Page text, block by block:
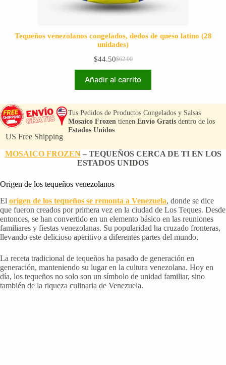
Tequeños venezolanos congelados, dedos de queso latino (28
unidades)
$62.00
El
precio
original
era:
$44.50El
precio
actual
es:
Añadir al carrito
US Free Shipping
Tus Pedidos de Productos Congelados y Salsas
Mosaico Frozen tienenEnvío Gratis dentro de los
Estados Unidos
MOSAICO FROZEN– TEQUEÑOS CERCA DE TI EN LOS
ESTADOS UNIDOS
Origen de los tequeños venezolanos
El origen de los tequeños se remonta a Venezuela, donde se dice
que fueron creados por primera vez en la ciudad de Los Teques. Desde
entonces, se han convertido en un elemento básico en las reuniones
familiares y fiestas venezolanas. Su popularidad ha cruzado fronteras,
llevando este delicioso aperitivo a diferentes partes del mundo.
La receta tradicional de tequeños ha pasado de generación en
generación, manteniendo su lugar en la cultura venezolana. Hoy en
día, los tequeños no solo son un símbolo de unidad familiar, sino
también de la riqueza culinaria de Venezuela.